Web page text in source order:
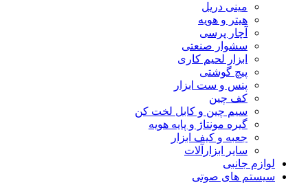
مینی دریل
هیتر و هویه
آچار پرسی
سشوار صنعتی
ابزار لحیم کاری
پیچ گوشتی
پنس و ست ابزار
کف چین
سیم چین و کابل لخت کن
گیره مونتاژ و پایه هویه
جعبه و کیف ابزار
سایر ابزارآلات
لوازم جانبی
سیستم های صوتی